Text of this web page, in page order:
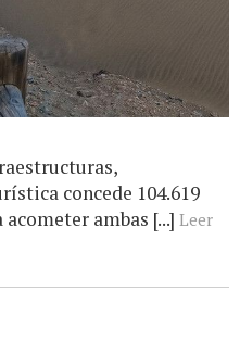
concede 104.619
ambas [...] Leer